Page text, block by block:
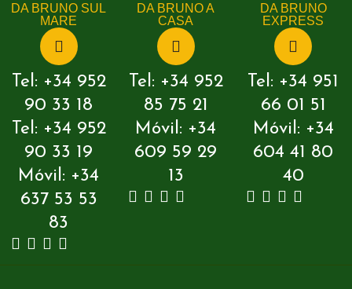
DA BRUNO SUL
MARE
Tel: +34 952
90 33 18
Tel: +34 952
90 33 19
Móvil: +34
637 53 53
83
DA BRUNO A
CASA
Tel: +34 952
85 75 21
Móvil: +34
609 59 29
13
DA BRUNO
EXPRESS
Tel: +34 951
66 01 51
Móvil: +34
604 41 80
40